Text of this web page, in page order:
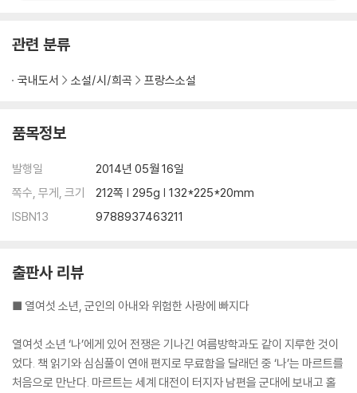
관련 분류
국내도서 소설/시/희곡 프랑스소설
품목정보
발행일
2014년 05월 16일
쪽수, 무게, 크기
212쪽 | 295g | 132*225*20mm
ISBN13
9788937463211
출판사 리뷰
■ 열여섯 소년, 군인의 아내와 위험한 사랑에 빠지다
열여섯 소년 ‘나’에게 있어 전쟁은 기나긴 여름방학과도 같이 지루한 것이
었다. 책 읽기와 심심풀이 연애 편지로 무료함을 달래던 중 ‘나’는 마르트를
처음으로 만난다. 마르트는 세계 대전이 터지자 남편을 군대에 보내고 홀